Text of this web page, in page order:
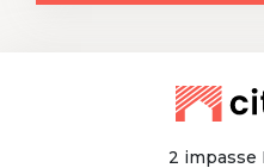
2 impasse